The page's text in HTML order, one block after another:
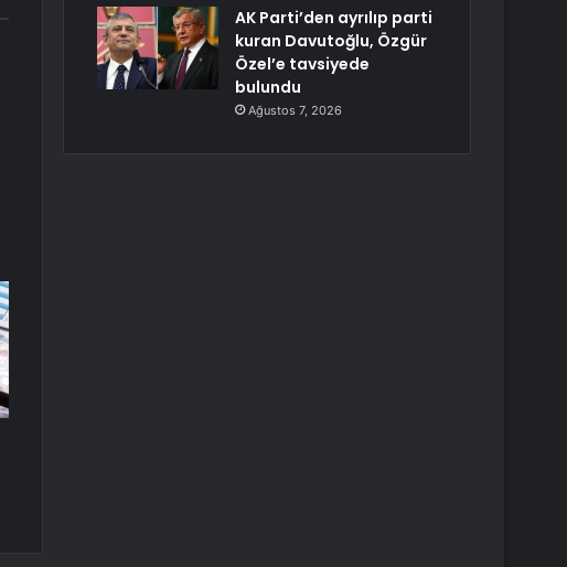
AK Parti’den ayrılıp parti
kuran Davutoğlu, Özgür
Özel’e tavsiyede
bulundu
Ağustos 7, 2026